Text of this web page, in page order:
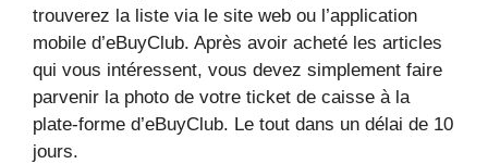
trouverez la liste via le site web ou l’application
mobile d’eBuyClub. Après avoir acheté les articles
qui vous intéressent, vous devez simplement faire
parvenir la photo de votre ticket de caisse à la
plate-forme d’eBuyClub. Le tout dans un délai de 10
jours.